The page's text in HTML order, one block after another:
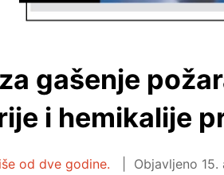
gašenje
i hemikalije
od dve godine. Objavljeno 15.